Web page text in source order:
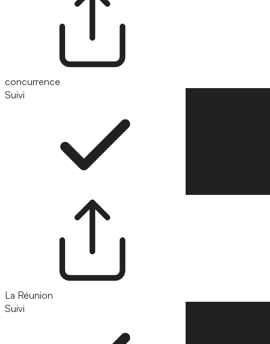
concurrence
Suivi
La Réunion
Suivi